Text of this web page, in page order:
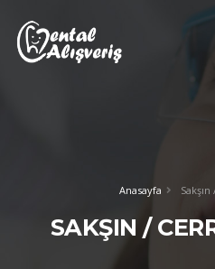
Anasayfa
SAKŞIN /